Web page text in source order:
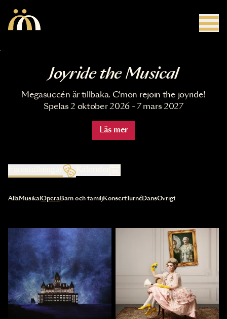
Joyride the Musical
Megasuccén är tillbaka. C'mon rejoin the joyride!
Spelas 2 oktober 2026 - 7 mars 2027
Läs mer
Kalender
Val av kategori uppdaterar innehållet automatiskt
AllaMusikal OperaBarn och familjKonsertTurnéDansÖvrigt